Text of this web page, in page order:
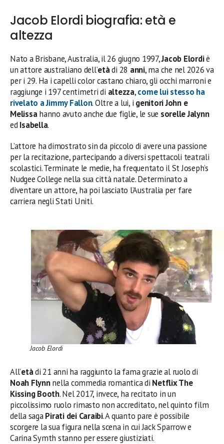
Jacob Elordi biografia: età e
altezza
Nato a Brisbane, Australia, il 26 giugno 1997,Jacob Elordiè
un attore australiano dell’etàdi 28 anni, ma che nel 2026 va
per i 29. Ha i capelli color castano chiaro, gli occhi marroni e
raggiunge i 197 centimetri di altezza,come lui stesso ha
rivelato a Jimmy Fallon. Oltre a lui, i genitori John e
Melissahanno avuto anche due figlie, le sue sorelle Jalynn
edIsabella.
L’attore ha dimostrato sin da piccolo di avere una passione
per la recitazione, partecipando a diversi spettacoli teatrali
scolastici. Terminate le medie, ha frequentato il St Joseph’s
Nudgee College nella sua città natale. Determinato a
diventare un attore, ha poi lasciato l’Australia per fare
carriera negli Stati Uniti.
Jacob Elordi
All’etàdi 21 anni ha raggiunto la fama grazie al ruolo di
Noah Flynnnella commedia romantica di Netflix The
Kissing Booth. Nel 2017, invece, ha recitato in un
piccolissimo ruolo rimasto non accreditato, nel quinto film
della sagaPirati dei Caraibi. A quanto pare è possibile
scorgere la sua figura nella scena in cui Jack Sparrow e
Carina Symth stanno per essere giustiziati.